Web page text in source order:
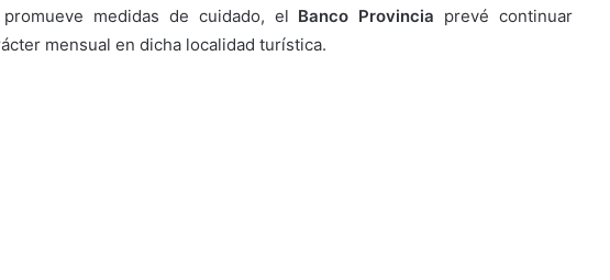
medidas de cuidado, el Banco Provincia prevé continuar
mensual en dicha localidad turística.